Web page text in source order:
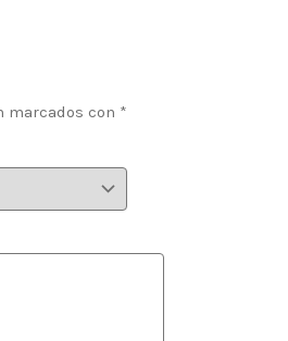
marcados con *